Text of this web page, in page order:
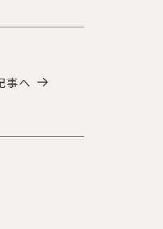
事へ